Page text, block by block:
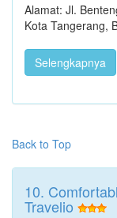
Alamat: Jl.
Kota Tangerang,
Selengkapnya
Back to Top
10.
Travelio